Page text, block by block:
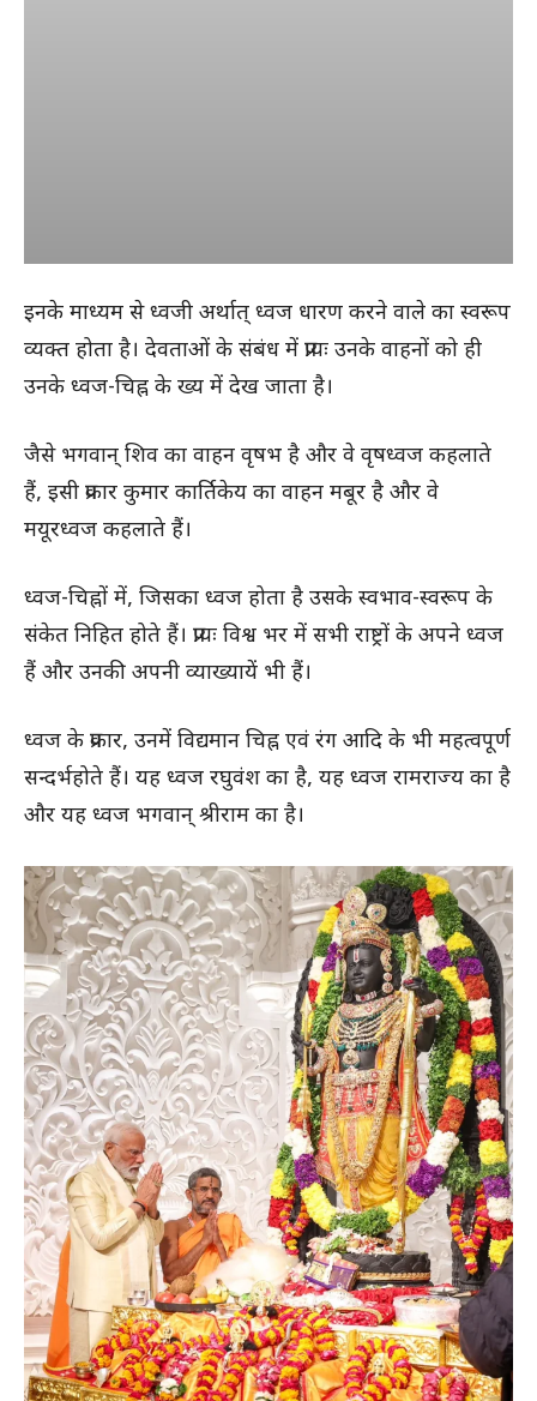
इनके माध्यम से ध्वजी अर्थात् ध्वज धारण करने वाले का स्वरूप
व्यक्त होता है। देवताओं के संबंध में प्रायः उनके वाहनों को ही
उनके ध्वज-चिह्न के ख्य में देख जाता है।
जैसे भगवान् शिव का वाहन वृषभ है और वे वृषध्वज कहलाते
हैं, इसी प्रकार कुमार कार्तिकेय का वाहन मबूर है और वे
मयूरध्वज कहलाते हैं।
ध्वज-चिह्नों में, जिसका ध्वज होता है उसके स्वभाव-स्वरूप के
संकेत निहित होते हैं। प्रायः विश्व भर में सभी राष्ट्रों के अपने ध्वज
हैं और उनकी अपनी व्याख्यायें भी हैं।
ध्वज के प्रकार, उनमें विद्यमान चिह्न एवं रंग आदि के भी महत्वपूर्ण
सन्दर्भहोते हैं। यह ध्वज रघुवंश का है, यह ध्वज रामराज्य का है
और यह ध्वज भगवान् श्रीराम का है।